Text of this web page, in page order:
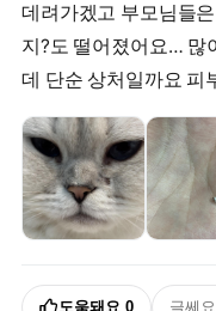
데려가겠고 부모님들
지?도 떨어졌어요… 많
데 단순 상처일까요 피
도움돼요 0 글쎄요